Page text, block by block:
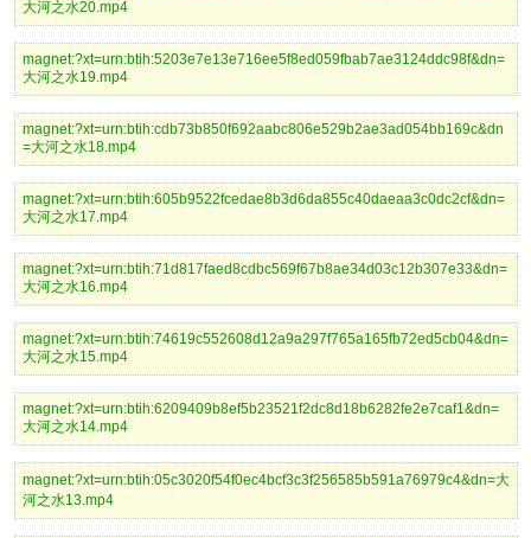
大河之水20.mp4
magnet:?xt=urn:btih:5203e7e13e716ee5f8ed059fbab7ae3124ddc98f&dn=
大河之水19.mp4
magnet:?xt=urn:btih:cdb73b850f692aabc806e529b2ae3ad054bb169c&dn
=大河之水18.mp4
magnet:?xt=urn:btih:605b9522fcedae8b3d6da855c40daeaa3c0dc2cf&dn=
大河之水17.mp4
magnet:?xt=urn:btih:71d817faed8cdbc569f67b8ae34d03c12b307e33&dn=
大河之水16.mp4
magnet:?xt=urn:btih:74619c552608d12a9a297f765a165fb72ed5cb04&dn=
大河之水15.mp4
magnet:?xt=urn:btih:6209409b8ef5b23521f2dc8d18b6282fe2e7caf1&dn=
大河之水14.mp4
magnet:?xt=urn:btih:05c3020f54f0ec4bcf3c3f256585b591a76979c4&dn=大
河之水13.mp4